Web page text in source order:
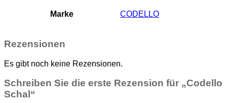
Marke CODELLO
Rezensionen
Es gibt noch keine Rezensionen.
Schreiben Sie die erste Rezension für „Codello
Schal“